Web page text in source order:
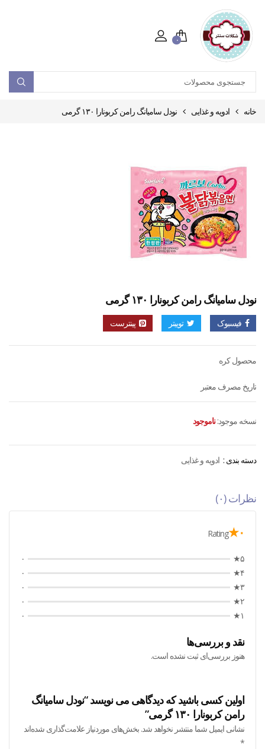
۰
خانه ادویه و غذایی نودل سامیانگ رامن کربونارا ۱۳۰ گرمی
نودل سامیانگ رامن کربونارا ۱۳۰ گرمی
فیسبوک توییتر پینترست
محصول کره
تاریخ مصرف معتبر
نسخه موجود: ناموجود
دسته بندی : ادویه و غذایی
نظرات (۰)
۰★ Rating
۵★
۰
۴★
۰
۳★
۰
۲★
۰
۱★
۰
نقد و بررسی‌ها
هنوز بررسی‌ای ثبت نشده است.
اولین کسی باشید که دیدگاهی می نویسد “نودل سامیانگ
رامن کربونارا ۱۳۰ گرمی”
نشانی ایمیل شما منتشر نخواهد شد. بخش‌های موردنیاز علامت‌گذاری شده‌اند
*